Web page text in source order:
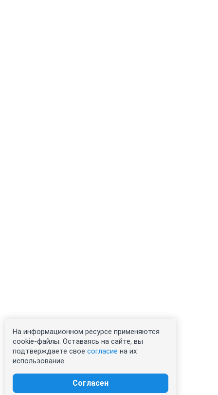
На информационном ресурсе применяются
cookie-файлы. Оставаясь на сайте, вы
подтверждаете свое согласие на их
использование.
Согласен